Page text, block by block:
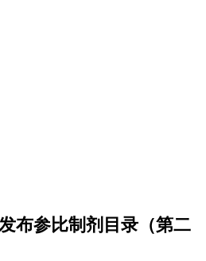
布参比制剂目录（第二